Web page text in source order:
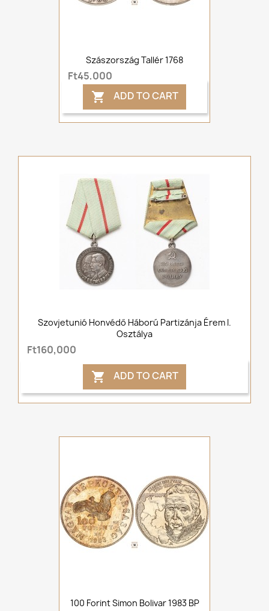
Szászország Tallér 1768
Ft45,000
 ADD TO CART
Szovjetunió Honvédő Háború Partizánja Érem I.
Osztálya
Ft160,000
 ADD TO CART
100 Forint Simon Bolivar 1983 BP